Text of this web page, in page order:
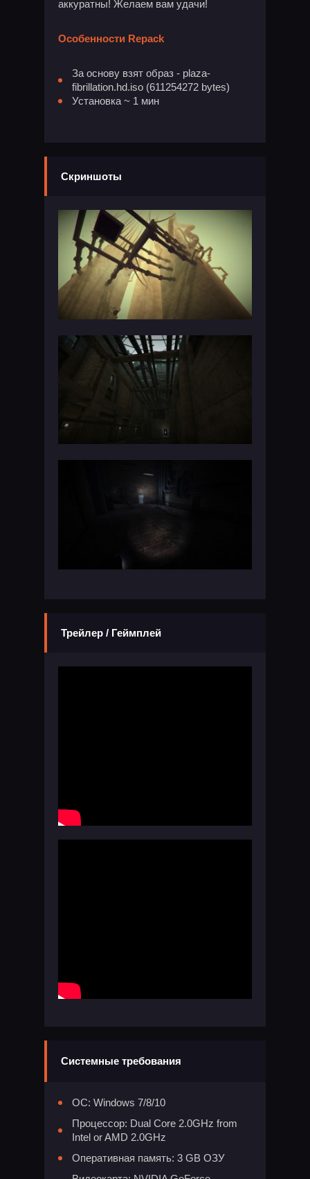
аккуратны! Желаем вам удачи!
Особенности Repack
За основу взят образ - plaza-
fibrillation.hd.iso (611254272 bytes)
Установка ~ 1 мин
Скриншоты
Трейлер / Геймплей
Системные требования
ОС: Windows 7/8/10
Процессор: Dual Core 2.0GHz from
Intel or AMD 2.0GHz
Оперативная память: 3 GB ОЗУ